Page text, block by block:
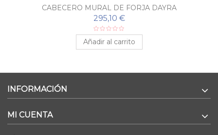
CABECERO MURAL DE FORJA DAYRA
295,10 €
Añadir al carrito
INFORMACIÓN
MI CUENTA